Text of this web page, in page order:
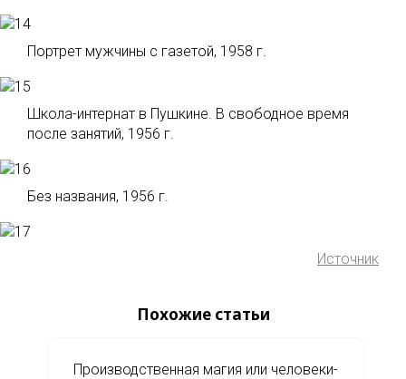
Портрет мужчины с газетой, 1958 г.
Школа-интернат в Пушкине. В свободное время
после занятий, 1956 г.
Без названия, 1956 г.
Источник
Похожие статьи
Производственная магия или человеки-